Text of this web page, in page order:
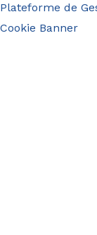
Plateforme de
Cookie Banner